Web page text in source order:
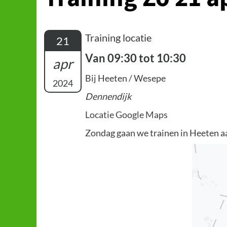
21
apr
2024
Training locatie
Van 09:30 tot 10:30
Bij Heeten / Wesepe
Dennendijk
Locatie Google Maps
Zondag gaan we trainen in Heeten